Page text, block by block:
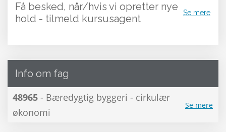
Få besked, når/hvis vi opretter nye
hold - tilmeld kursusagent
Se mere
Info om fag
48965 - Bæredygtig byggeri - cirkulær
økonomi
Se mere